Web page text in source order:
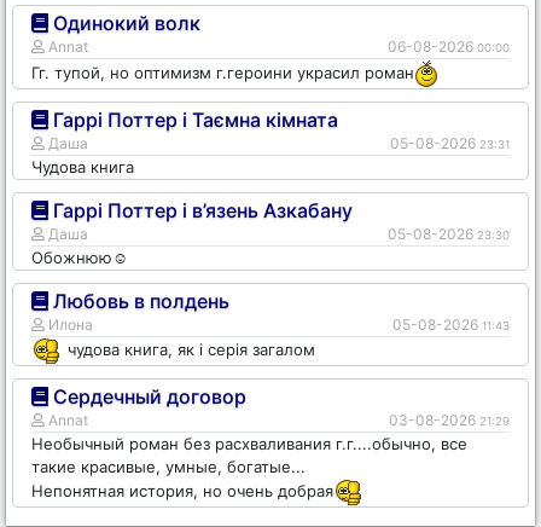
Одинокий волк
Annat 06-08-2026 00:00
Гг. тупой, но оптимизм г.героини украсил роман
Гаррі Поттер і Таємна кімната
Даша 05-08-2026 23:31
Чудова книга
Гаррі Поттер і в’язень Азкабану
Даша 05-08-2026 23:30
Обожнюю☺️
Любовь в полдень
Илона 05-08-2026 11:43
чудова книга, як і серія загалом
Сердечный договор
Annat 03-08-2026 21:29
Необычный роман без расхваливания г.г....обычно, все
такие красивые, умные, богатые...
Непонятная история, но очень добрая